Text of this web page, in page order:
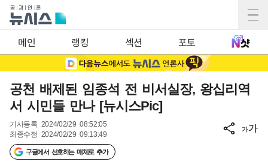
메인 랭킹 섹션 포토
공천 배제된 임종석 전 비서실장, 왕십리역
서 시민들 만나 [뉴시스Pic]
기사등록 2024/02/29 08:52:05
최종수정 2024/02/29 09:13:49
구글에서 선호하는 매체로 추가
가가